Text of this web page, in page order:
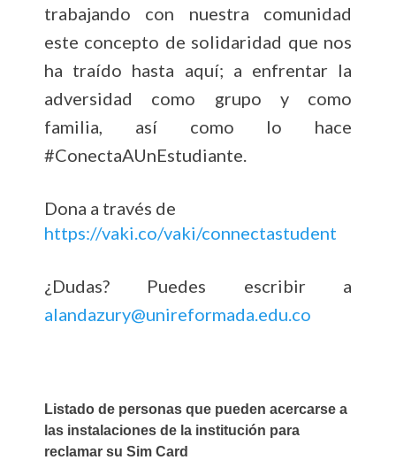
trabajando con nuestra comunidad
este concepto de solidaridad que nos
ha traído hasta aquí; a enfrentar la
adversidad como grupo y como
familia, así como lo hace
#ConectaAUnEstudiante.
Dona a través de
https://vaki.co/vaki/connectastudent
¿Dudas? Puedes escribir a
alandazury@unireformada.edu.co
Listado de personas que pueden acercarse a
las instalaciones de la institución para
reclamar su Sim Card